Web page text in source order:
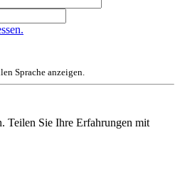
Sprache anzeigen.
Teilen Sie Ihre Erfahrungen mit